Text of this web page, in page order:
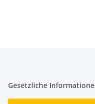
Gesetzliche